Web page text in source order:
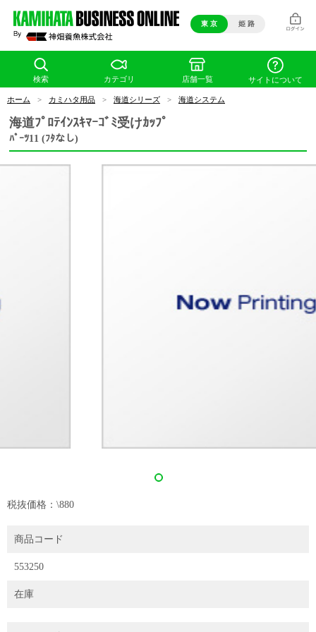
東 京 姫 路
検索 カテゴリ 店舗一覧 サイトについて
ホーム > カミハタ用品 > 海道シリーズ > 海道システム
海道ﾌﾟﾛﾃｲﾝｽｷﾏｰｺﾞﾐ受けｶｯﾌﾟ
ﾊﾟｰﾂ11 (ﾌﾀなし)
税抜価格：\880
商品コード
553250
在庫